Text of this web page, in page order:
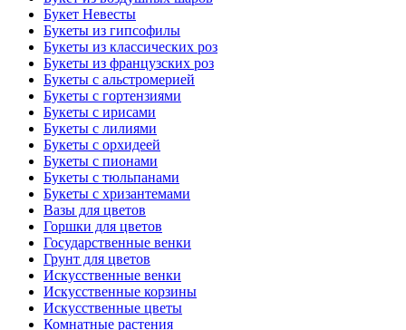
Букет Невесты
Букеты из гипсофилы
Букеты из классических роз
Букеты из французских роз
Букеты с альстромерией
Букеты с гортензиями
Букеты с ирисами
Букеты с лилиями
Букеты с орхидеей
Букеты с пионами
Букеты с тюльпанами
Букеты с хризантемами
Вазы для цветов
Горшки для цветов
Государственные венки
Грунт для цветов
Искусственные венки
Искусственные корзины
Искусственные цветы
Комнатные растения